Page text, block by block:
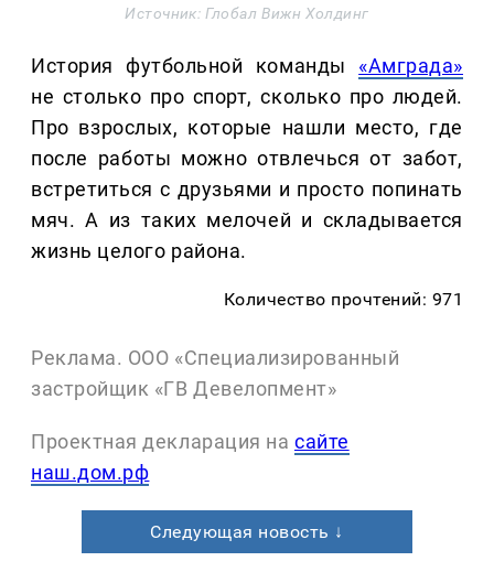
Источник: Глобал Вижн Холдинг
История футбольной команды «Амграда»
не столько про спорт, сколько про людей.
Про взрослых, которые нашли место, где
после работы можно отвлечься от забот,
встретиться с друзьями и просто попинать
мяч. А из таких мелочей и складывается
жизнь целого района.
Количество прочтений: 971
Реклама. ООО «Специализированный
застройщик «ГВ Девелопмент»
Проектная декларация на сайте
наш.дом.рф
Следующая новость ↓